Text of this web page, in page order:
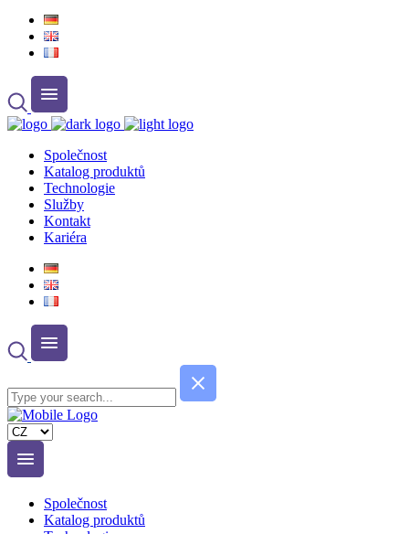
Společnost
Katalog produktů
Technologie
Služby
Kontakt
Kariéra
Zvolte
jazyk
Společnost
Katalog produktů